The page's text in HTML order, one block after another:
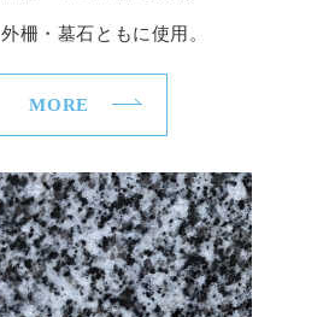
外柵・墓石ともに使用。
MORE